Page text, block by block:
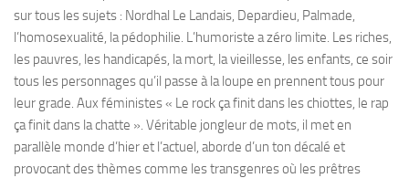
sur tous les sujets : Nordhal Le Landais, Depardieu, Palmade,
l’homosexualité, la pédophilie. L’humoriste a zéro limite. Les riches,
les pauvres, les handicapés, la mort, la vieillesse, les enfants, ce soir
tous les personnages qu’il passe à la loupe en prennent tous pour
leur grade. Aux féministes « Le rock ça finit dans les chiottes, le rap
ça finit dans la chatte ». Véritable jongleur de mots, il met en
parallèle monde d’hier et l’actuel, aborde d’un ton décalé et
provocant des thèmes comme les transgenres où les prêtres